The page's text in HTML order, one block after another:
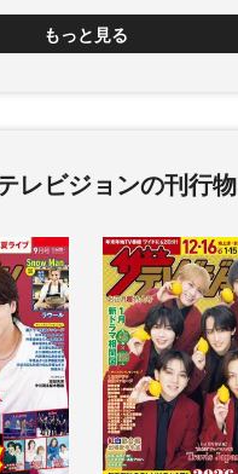
もっと見る
レビジョンの刊行物